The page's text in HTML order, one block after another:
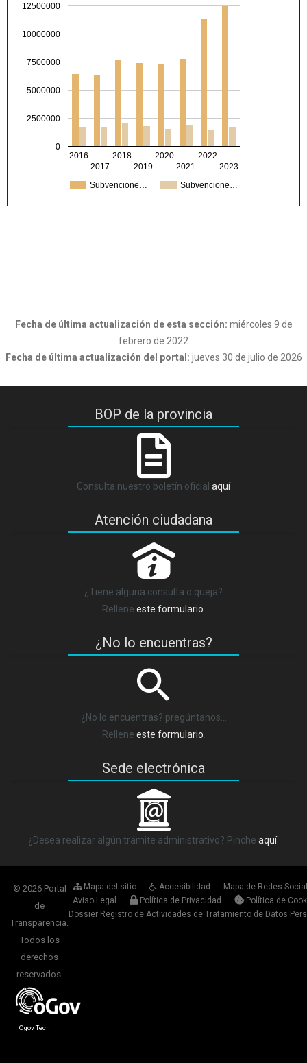
Subvencione… Subvencione…
2016
2017
2018
2019
2020
2021
2022
2023
0
2500000
5000000
7500000
10000000
12500000
Fecha de última actualización de esta sección: miércoles 9 de
febrero de 2022
Fecha de última actualización del portal: jueves 30 de julio de 2026
BOP de la provincia
Consulta nuestro boletín oficial aquí
Atención ciudadana
P
¿Tiene alguna consulta o queja?
Rellene este formulario
¿No lo encuentras?
¿No lo encuentras? pregúntanos…
Rellene este formulario
Sede electrónica
_
¿Desea realizar algún trámite administrativo? Pinche aquí.
© 2026 Portal
de
Transparencia.
Todos los
derechos
reservados.
Mapa del sitio · Accesibilidad ·
Mapa de Redes
Aviso Legal
· Política de Privacidad ·
Política de
Dossier Registro de Actividades de Tratamiento de Datos
Ogov Tech